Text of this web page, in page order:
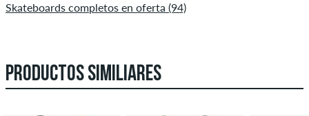
Skateboards completos en oferta (94)
PRODUCTOS SIMILIARES